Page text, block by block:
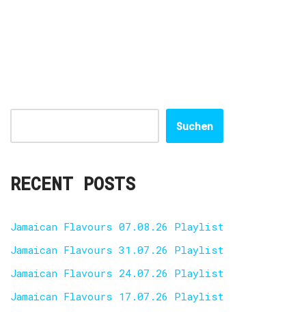
Suchen
RECENT POSTS
Jamaican Flavours 07.08.26 Playlist
Jamaican Flavours 31.07.26 Playlist
Jamaican Flavours 24.07.26 Playlist
Jamaican Flavours 17.07.26 Playlist